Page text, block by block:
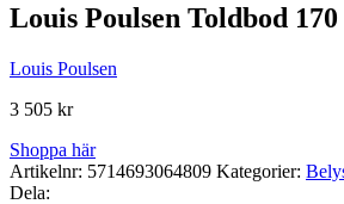
Louis Poulsen Toldbod
Louis Poulsen
3 505 kr
Shoppa här
Artikelnr: 5714693064809 Kategorier:
Dela: